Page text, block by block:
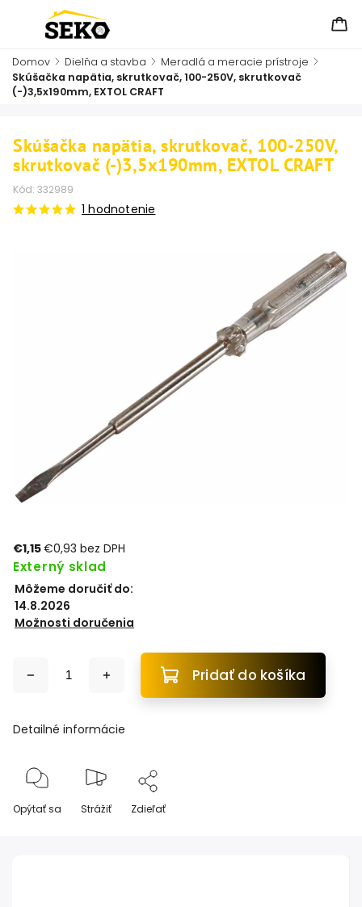
Domov / Dielňa a stavba / Meradlá a meracie prístroje /
Skúšačka napätia, skrutkovač, 100-250V, skrutkovač
(-)3,5x190mm, EXTOL CRAFT
Skúšačka napätia, skrutkovač, 100-250V,
skrutkovač (-)3,5x190mm, EXTOL CRAFT
Kód: 332989
1 hodnotenie
€1,15€0,93 bez DPH
Externý sklad
Môžeme doručiť do:
14.8.2026
Možnosti doručenia
Pridať do košíka
Detailné informácie
Opýtať sa Strážiť Zdieľať